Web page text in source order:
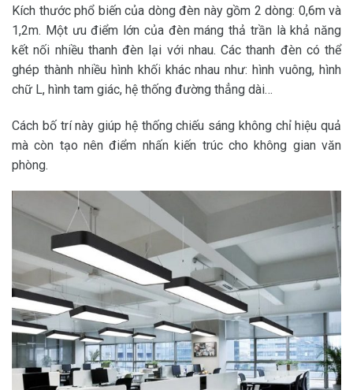
Kích thước phổ biến của dòng đèn này gồm 2 dòng: 0,6m và
1,2m. Một ưu điểm lớn của đèn máng thả trần là khả năng
kết nối nhiều thanh đèn lại với nhau. Các thanh đèn có thể
ghép thành nhiều hình khối khác nhau như: hình vuông, hình
chữ L, hình tam giác, hệ thống đường thẳng dài…
Cách bố trí này giúp hệ thống chiếu sáng không chỉ hiệu quả
mà còn tạo nên điểm nhấn kiến trúc cho không gian văn
phòng.